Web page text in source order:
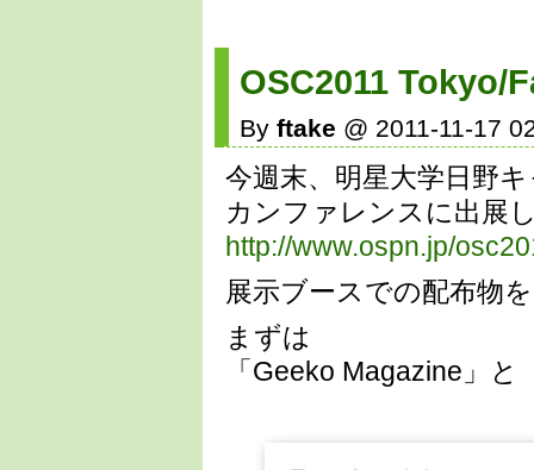
OSC2011 Tokyo/
By ftake @ 2011-11-17
今週末、明星大学日野
カンファレンスに出展
http://www.ospn.jp/
展示ブースでの配布物
まずは
「Geeko Magazine」